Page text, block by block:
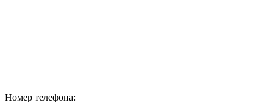
Номер телефона: